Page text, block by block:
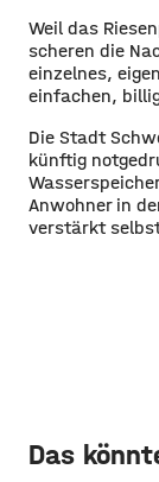
Weil das
scheren die
einzelnes,
einfachen,
Die Stadt
künftig
Anwohner in
verstärkt
Das